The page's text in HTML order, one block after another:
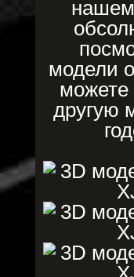
модели
можете
другую